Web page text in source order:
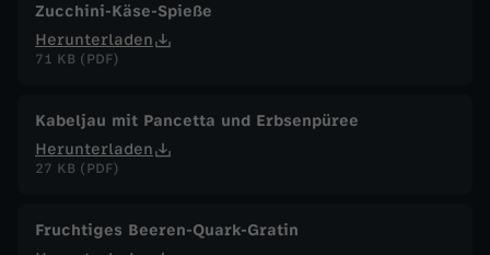
Zucchini-Käse-Spieße
Herunterladen
71 KB (PDF)
Kabeljau mit Pancetta und Erbsenpüree
Herunterladen
27 KB (PDF)
Fruchtiges Beeren-Quark-Gratin